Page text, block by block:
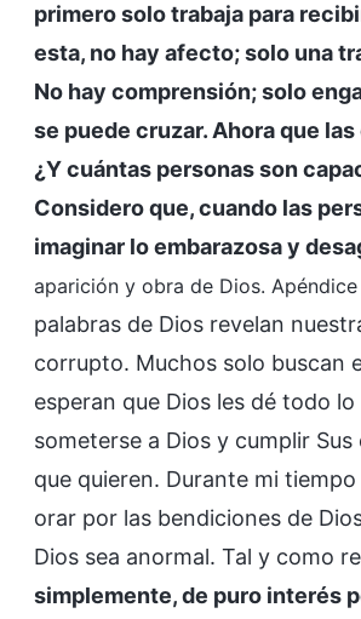
primero solo trabaja para
esta, no hay afecto; solo una
No hay comprensión; solo
se puede cruzar. Ahora que
¿Y cuántas personas son
Considero que, cuando las
imaginar lo embarazosa y
aparición y obra de Dios.
palabras de Dios revelan
corrupto. Muchos solo buscan
esperan que Dios les dé todo
someterse a Dios y cumplir
que quieren. Durante mi
orar por las bendiciones de
Dios sea anormal. Tal y como
simplemente, de puro interés